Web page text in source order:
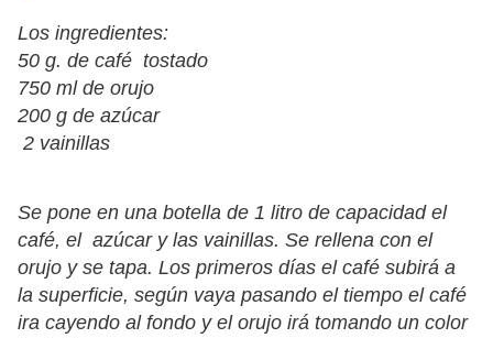
Los ingredientes:
50 g. de café tostado
750 ml de orujo
200 g de azúcar
2 vainillas
Se pone en una botella de 1 litro de capacidad el
café, el azúcar y las vainillas. Se rellena con el
orujo y se tapa. Los primeros días el café subirá a
la superficie, según vaya pasando el tiempo el café
ira cayendo al fondo y el orujo irá tomando un color